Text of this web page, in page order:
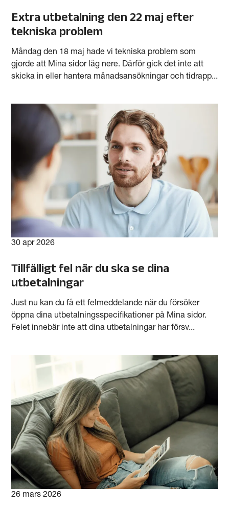
Extra utbetalning den 22 maj efter
tekniska problem
Måndag den 18 maj hade vi tekniska problem som
gjorde att Mina sidor låg nere. Därför gick det inte att
skicka in eller hantera månadsansökningar och tidrapp...
30 apr 2026
Tillfälligt fel när du ska se dina
utbetalningar
Just nu kan du få ett felmeddelande när du försöker
öppna dina utbetalningsspecifikationer på Mina sidor.
Felet innebär inte att dina utbetalningar har försv...
26 mars 2026